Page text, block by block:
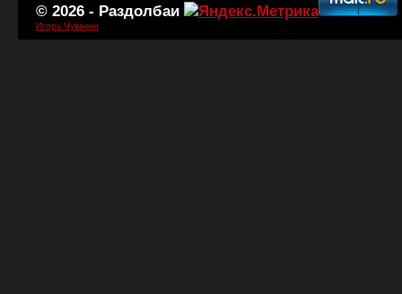
© 2026 - Раздолбаи
Игорь Чувакин